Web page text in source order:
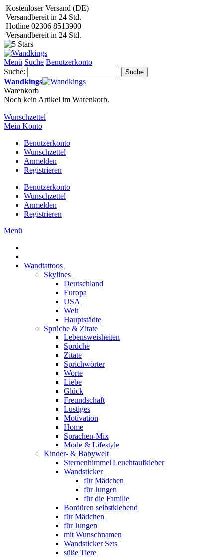
Kostenloser Versand (DE)
Versandbereit in 24 Std.
Hotline 02306 8513900
Versandbereit in 24 Std.
Menü Suche Benutzerkonto
Suche:
Suche
Wandkings
Warenkorb
Noch kein Artikel im Warenkorb.
Wunschzettel
Mein Konto
Benutzerkonto
Wunschzettel
Anmelden
Registrieren
Benutzerkonto
Wunschzettel
Anmelden
Registrieren
Menü
Wandtattoos
Skylines
Deutschland
Europa
USA
Welt
Hauptstädte
Sprüche & Zitate
Lebensweisheiten
Sprüche
Zitate
Sprichwörter
Worte
Liebe
Glück
Freundschaft
Lustiges
Motivation
Home
Sprachen-Mix
Mode & Lifestyle
Kinder- & Babywelt
Sternenhimmel Leuchtaufkleber
Wandsticker
für Mädchen
für Jungen
für die Familie
Bordüren selbstklebend
für Mädchen
für Jungen
mit Wunschnamen
Wandsticker Sets
süße Tiere